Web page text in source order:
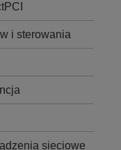
i sterowania
sieciowe